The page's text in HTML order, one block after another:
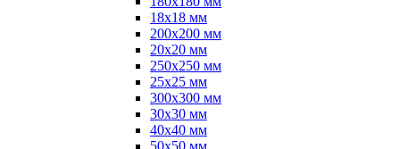
18х18 мм
200х200 мм
20х20 мм
250х250 мм
25х25 мм
300х300 мм
30х30 мм
40х40 мм
50х50 мм